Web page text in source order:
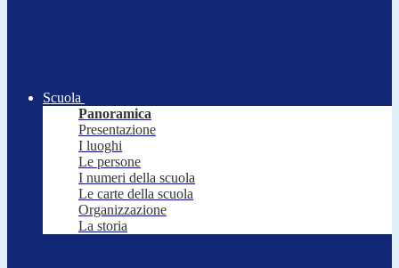
Scuola
Panoramica
Presentazione
I luoghi
Le persone
I numeri della scuola
Le carte della scuola
Organizzazione
La storia